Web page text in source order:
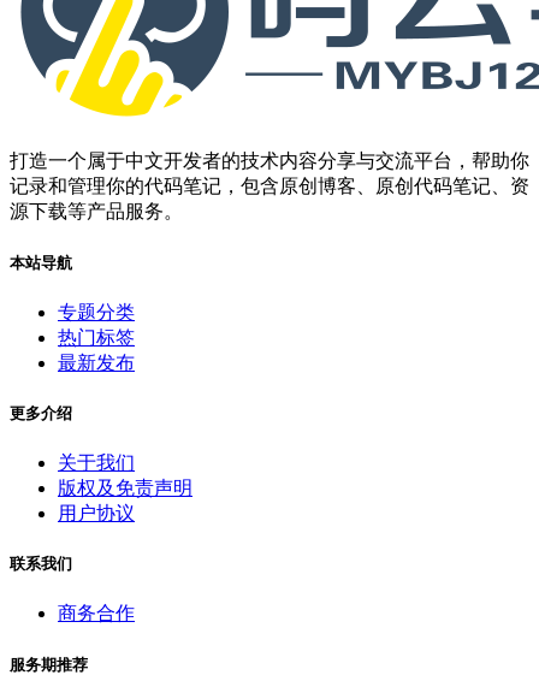
打造一个属于中文开发者的技术内容分享与交流平台，帮助你
记录和管理你的代码笔记，包含原创博客、原创代码笔记、资
源下载等产品服务。
本站导航
专题分类
热门标签
最新发布
更多介绍
关于我们
版权及免责声明
用户协议
联系我们
商务合作
服务期推荐